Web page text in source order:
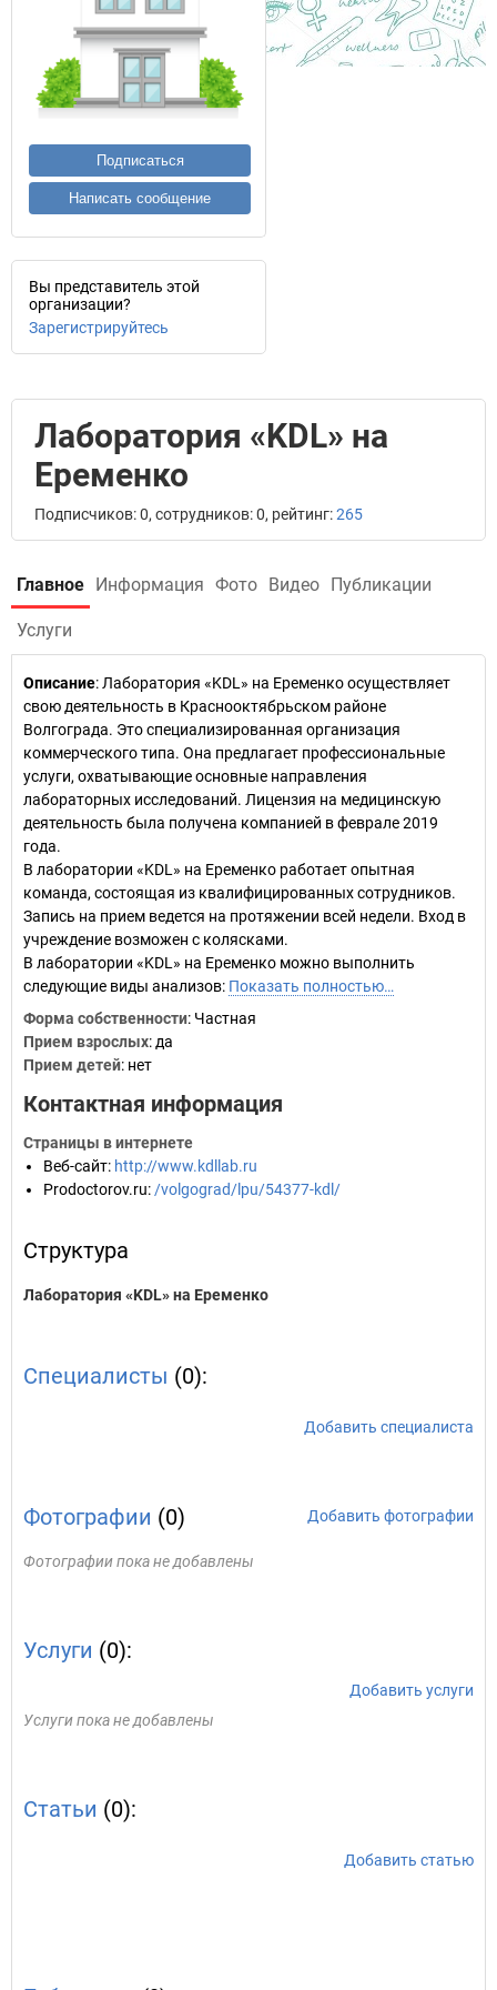
Подписаться
Написать сообщение
Вы представитель этой
организации?
Зарегистрируйтесь
Лаборатория «KDL» на
Еременко
Подписчиков: 0, сотрудников: 0, рейтинг:265
Главное Информация Фото Видео Публикации
Услуги
Описание: Лаборатория «KDL» на Еременко осуществляет
свою деятельность в Краснооктябрьском районе
Волгограда. Это специализированная организация
коммерческого типа. Она предлагает профессиональные
услуги, охватывающие основные направления
лабораторных исследований. Лицензия на медицинскую
деятельность была получена компанией в феврале 2019
года.
В лаборатории «KDL» на Еременко работает опытная
команда, состоящая из квалифицированных сотрудников.
Запись на прием ведется на протяжении всей недели. Вход в
учреждение возможен с колясками.
В лаборатории «KDL» на Еременко можно выполнить
следующие виды анализов: Показать полностью…
Форма собственности: Частная
Прием взрослых: да
Прием детей: нет
Контактная информация
Страницы в интернете
Веб-сайт: http://www.kdllab.ru
Prodoctorov.ru: /volgograd/lpu/54377-kdl/
Структура
Лаборатория «KDL» на Еременко
Специалисты (0):
Добавить специалиста
Фотографии (0) Добавить фотографии
Фотографии пока не добавлены
Услуги (0):
Добавить услуги
Услуги пока не добавлены
Статьи (0):
Добавить статью